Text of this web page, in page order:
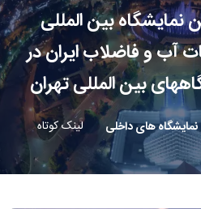
بین المللی
و فاضلاب ایران در
بین المللی تهران
نمایشگاه های داخلی لینک کوتاه